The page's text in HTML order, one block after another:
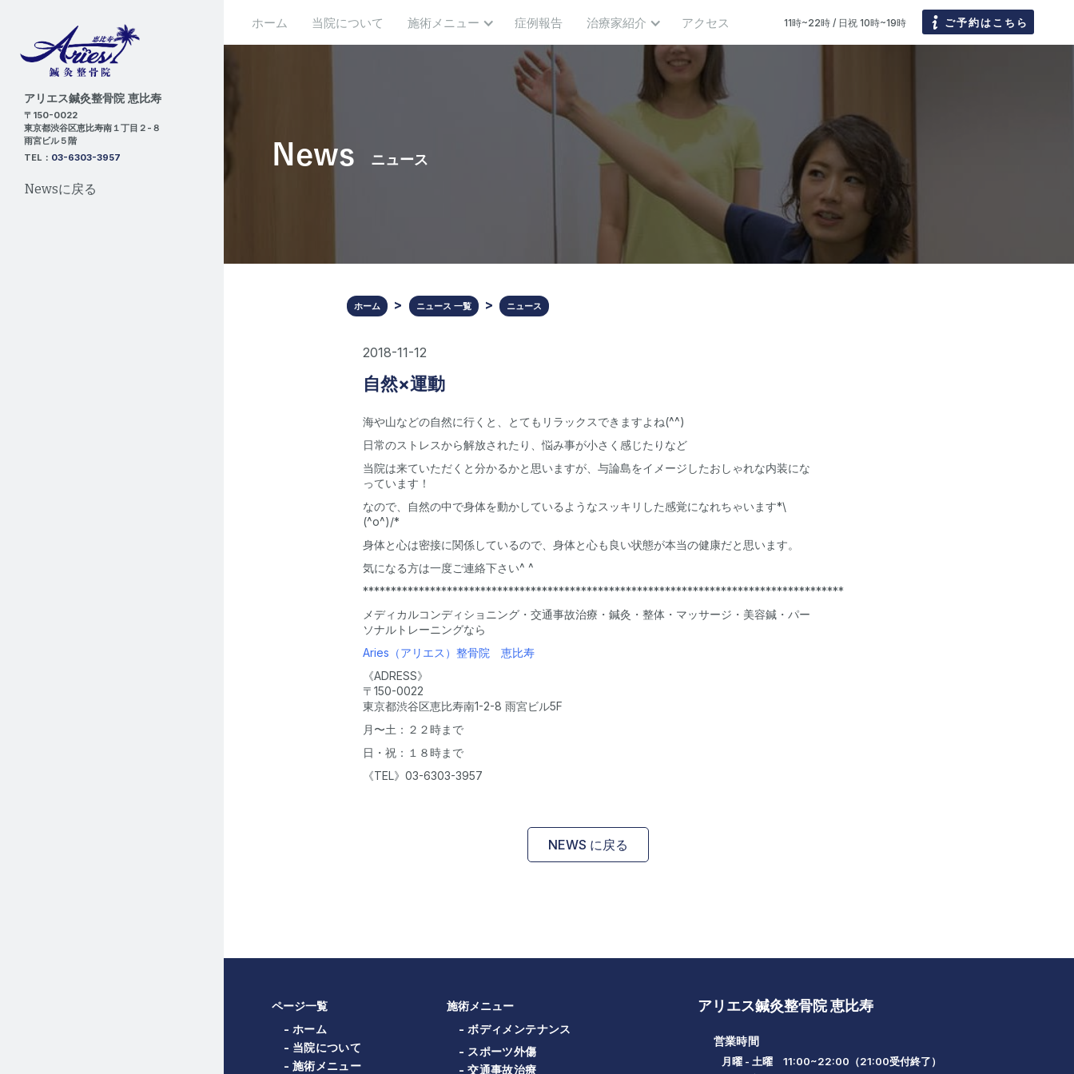
ホーム 当院について 施術メニュー 症例報告 治療家紹介 アクセス 11時~22時 / 日祝 10時~19時 ご予約はこちら
アリエス鍼灸整骨院 恵比寿
〒150-0022
東京都渋谷区恵比寿南１丁目２-８
雨宮ビル５階
TEL： 03-6303-3957
Newsに戻る
News ニュース
ホーム ニュース 一覧 ニュース
2018-11-12
自然×運動
海や山などの自然に行くと、とてもリラックスできますよね(^^)
日常のストレスから解放されたり、悩み事が小さく感じたりなど
当院は来ていただくと分かるかと思いますが、与論島をイメージしたおしゃれな内装にな
っています！
なので、自然の中で身体を動かしているようなスッキリした感覚になれちゃいます*\
(^o^)/*
身体と心は密接に関係しているので、身体と心も良い状態が本当の健康だと思います。
気になる方は一度ご連絡下さい^ ^
**************************************************************************************
メディカルコンディショニング・交通事故治療・鍼灸・整体・マッサージ・美容鍼・パー
ソナルトレーニングなら
Aries（アリエス）整骨院 恵比寿
《ADRESS》
〒150-0022
東京都渋谷区恵比寿南1-2-8 雨宮ビル5F
月〜土：２２時まで
日・祝：１８時まで
《TEL》03-6303-3957
NEWS に戻る
ページ一覧
- ホーム
- 当院について
- 施術メニュー
施術メニュー
- ボディメンテナンス
- スポーツ外傷
- 交通事故治療
アリエス鍼灸整骨院 恵比寿
営業時間
月曜 - 土曜 11:00~22:00（21:00受付終了）